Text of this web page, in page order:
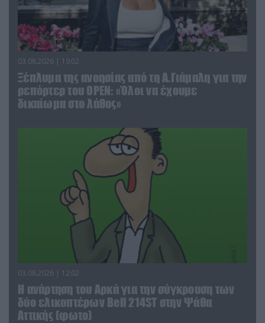
03.08.2026 | 19:02
Ξέπλυμα της ανοησίας από τη Α.Γιάμαλη για την
ρεπόρτερ του ΟΡΕΝ: «Όλοι να έχουμε
δικαίωμα στο λάθος»
03.08.2026 | 12:02
Η ανάρτηση του Αρκά για την σύγκρουση των
δύο ελικοπτέρων Bell 214ST στην Ψάθα
Αττικής (φωτο)